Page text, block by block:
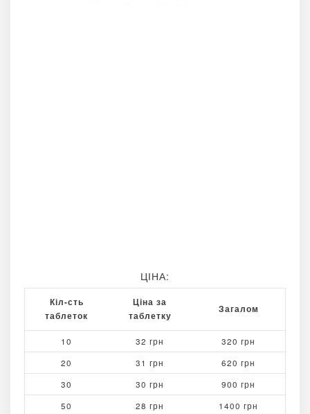
ЦІНА:
Кіл-сть
таблеток
Ціна за
таблетку
Загалом
10 32 грн
320 грн
20
31 грн
620 грн
30
30 грн
900 грн
50
28 грн
1400 грн